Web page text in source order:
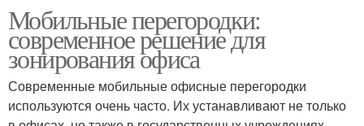
Мобильные перегородки:
современное решение для
зонирования офиса
Современные мобильные офисные перегородки
используются очень часто. Их устанавливают не только